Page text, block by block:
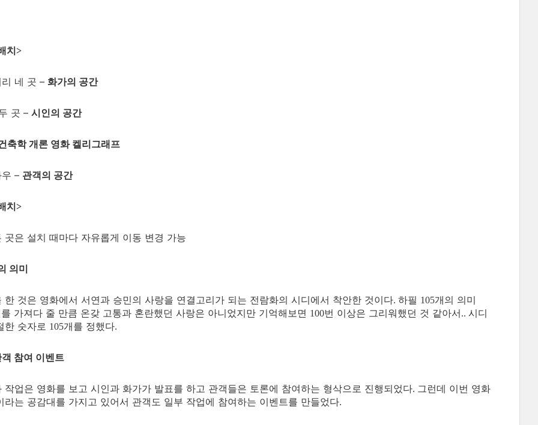
치>
네 곳 – 화가의 공간
곳 – 시인의 공간
축학 개론 영화 켈리그래프
– 관객의 공간
치>
곳은 설치 때마다 자유롭게 이동 변경 가능
의미
한 것은 영화에서 서연과 승민의 사랑을 연결고리가 되는 전람화의 시디에서 착안한 것이다. 하필 105개의 의미
를 가져다 줄 만큼 온갖 고통과 혼란했던 사랑은 아니었지만 기억해보면 100번 이상은 그리워했던 것 같아서.. 시디
한 숫자로 105개를 정했다.
객 참여 이벤트
작업은 영화를 보고 시인과 화가가 발표를 하고 관객들은 토론에 참여하는 형삭으로 진행되었다. 그런데 이번 영화
라는 공감대를 가지고 있어서 관객도 일부 작업에 참여하는 이벤트를 만들었다.